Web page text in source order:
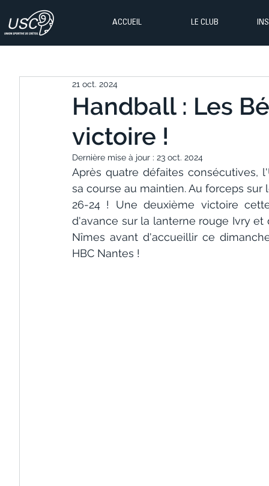
ACCUEIL LE CLUB
Handball : Les
victoire !
21 oct. 2024
Dernière mise à jour : 23 oct. 2024
Après quatre défaites consécutives,
sa course au maintien. Au forceps
26-24 ! Une deuxième victoire
d'avance sur la lanterne rouge Ivry
Nîmes avant d'accueillir ce
HBC Nantes !